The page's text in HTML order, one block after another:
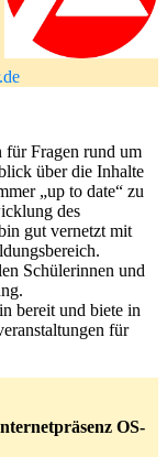
für Fragen rund um
über die Inhalte
„up to date“ zu
des
gut vernetzt mit
Schülerinnen und
bereit und biete in
für
OS-